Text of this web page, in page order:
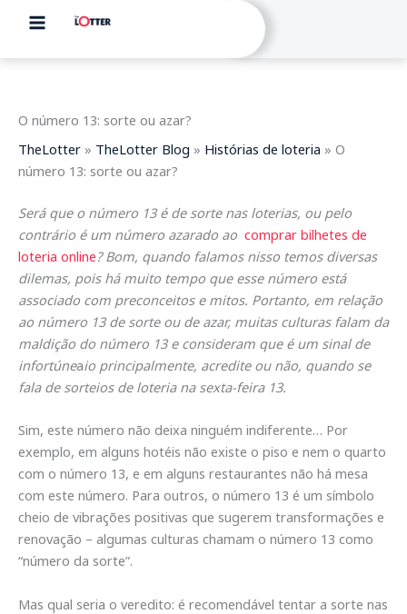
content
O número 13: sorte ou azar?
TheLotter » TheLotter Blog » Histórias de loteria » O
número 13: sorte ou azar?
Será que o número 13 é de sorte nas loterias, ou pelo
contrário é um número azarado ao comprar bilhetes de
loteria online? Bom, quando falamos nisso temos diversas
dilemas, pois há muito tempo que esse número está
associado com preconceitos e mitos. Portanto, em relação
ao número 13 de sorte ou de azar, muitas culturas falam da
maldição do número 13 e consideram que é um sinal de
infortúneaio principalmente, acredite ou não, quando se
fala de sorteios de loteria na sexta-feira 13.
Sim, este número não deixa ninguém indiferente… Por
exemplo, em alguns hotéis não existe o piso e nem o quarto
com o número 13, e em alguns restaurantes não há mesa
com este número. Para outros, o número 13 é um símbolo
cheio de vibrações positivas que sugerem transformações e
renovação – algumas culturas chamam o número 13 como
“número da sorte”.
Mas qual seria o veredito: é recomendável tentar a sorte nas